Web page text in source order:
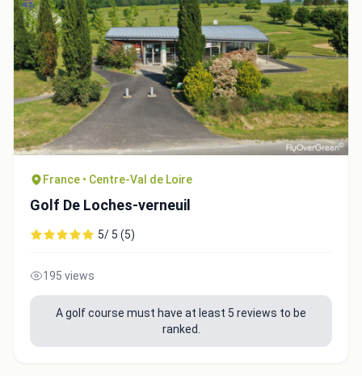
France • Centre-Val de Loire
Golf De Loches-verneuil
5/ 5 (5)
195 views
A golf course must have at least 5 reviews to be
ranked.